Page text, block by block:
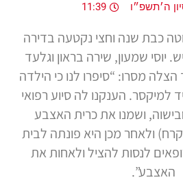
ה׳תשפ״ו 11:39
כבת שנה וחצי נקטעה בדירה
יוסי שמעון, שירה בראון וגלעד
הצלה מסרו: “סיפרו לנו כי הילדה
למיקסר. הענקנו לה סיוע רפואי
ושמנו את כרית האצבע
ולאחר מכן היא פונתה לבית
לנסות להציל ולאחות את
האצבע”.